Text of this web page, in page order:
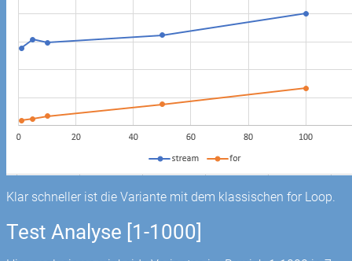
Klar schneller ist die Variante mit dem klassischen for Loop.
Test Analyse [1-1000]